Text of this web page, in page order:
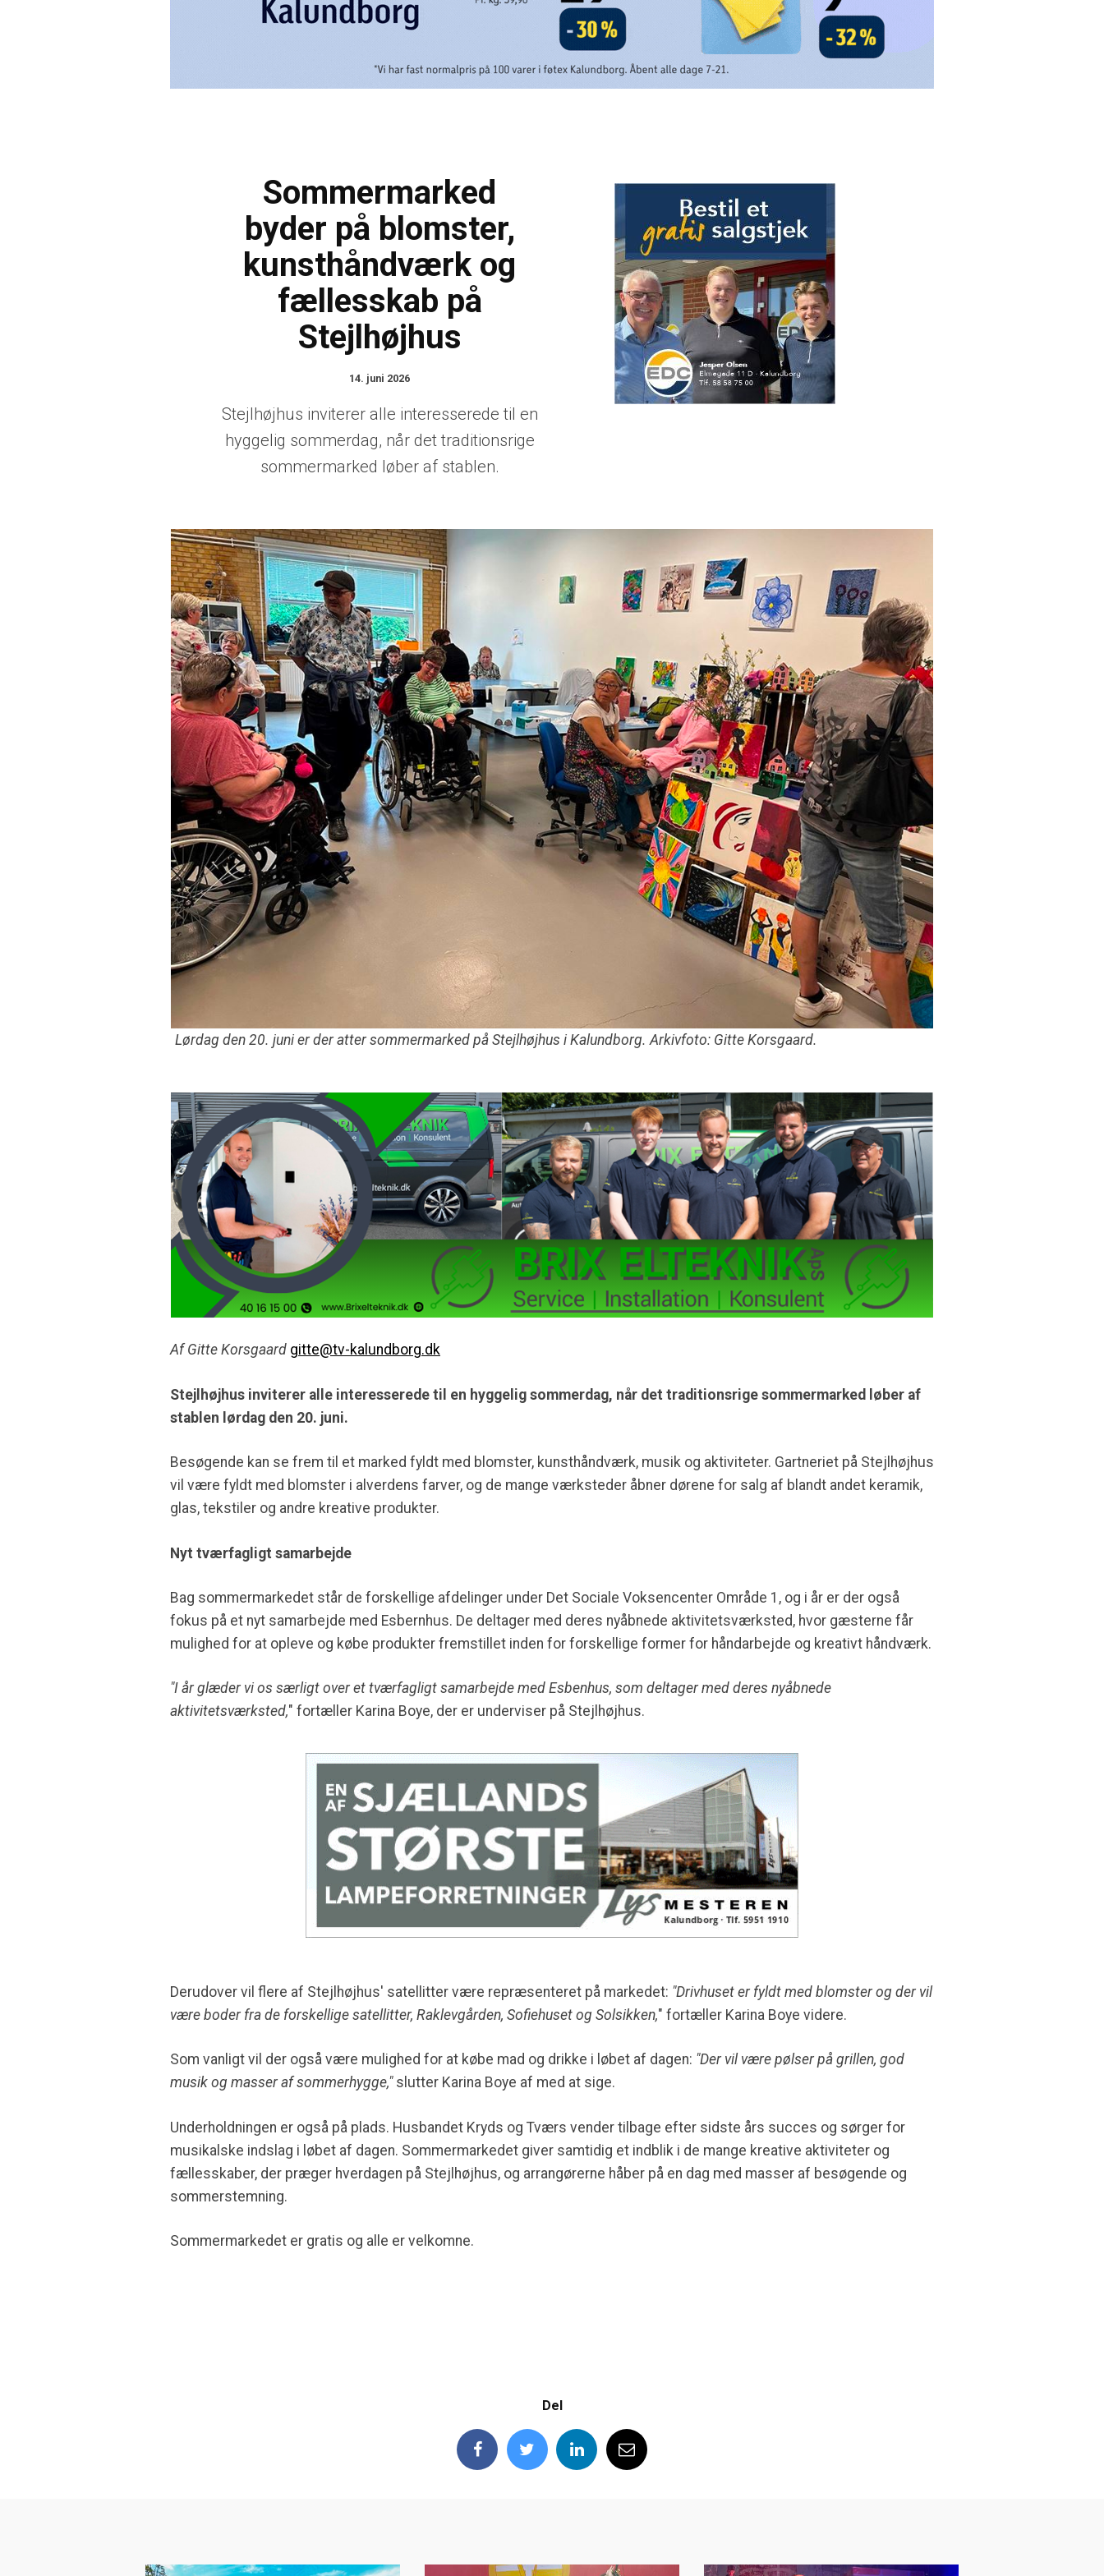
Sommermarked
byder på blomster,
kunsthåndværk og
fællesskab på
Stejlhøjhus
14. juni 2026
Stejlhøjhus inviterer alle interesserede til en
hyggelig sommerdag, når det traditionsrige
sommermarked løber af stablen.
Lørdag den 20. juni er der atter sommermarked på Stejlhøjhus i Kalundborg. Arkivfoto: Gitte Korsgaard.
Af Gitte Korsgaard gitte@tv-kalundborg.dk
Stejlhøjhus inviterer alle interesserede til en hyggelig sommerdag, når det traditionsrige sommermarked løber af
stablen lørdag den 20. juni.
Besøgende kan se frem til et marked fyldt med blomster, kunsthåndværk, musik og aktiviteter. Gartneriet på Stejlhøjhus
vil være fyldt med blomster i alverdens farver, og de mange værksteder åbner dørene for salg af blandt andet keramik,
glas, tekstiler og andre kreative produkter.
Nyt tværfagligt samarbejde
Bag sommermarkedet står de forskellige afdelinger under Det Sociale Voksencenter Område 1, og i år er der også
fokus på et nyt samarbejde med Esbernhus. De deltager med deres nyåbnede aktivitetsværksted, hvor gæsterne får
mulighed for at opleve og købe produkter fremstillet inden for forskellige former for håndarbejde og kreativt håndværk.
"I år glæder vi os særligt over et tværfagligt samarbejde med Esbenhus, som deltager med deres nyåbnede
aktivitetsværksted," fortæller Karina Boye, der er underviser på Stejlhøjhus.
Derudover vil flere af Stejlhøjhus' satellitter være repræsenteret på markedet: "Drivhuset er fyldt med blomster og der vil
være boder fra de forskellige satellitter, Raklevgården, Sofiehuset og Solsikken," fortæller Karina Boye videre.
Som vanligt vil der også være mulighed for at købe mad og drikke i løbet af dagen: "Der vil være pølser på grillen, god
musik og masser af sommerhygge,"slutter Karina Boye af med at sige.
Underholdningen er også på plads. Husbandet Kryds og Tværs vender tilbage efter sidste års succes og sørger for
musikalske indslag i løbet af dagen. Sommermarkedet giver samtidig et indblik i de mange kreative aktiviteter og
fællesskaber, der præger hverdagen på Stejlhøjhus, og arrangørerne håber på en dag med masser af besøgende og
sommerstemning.
Sommermarkedet er gratis og alle er velkomne.
Del